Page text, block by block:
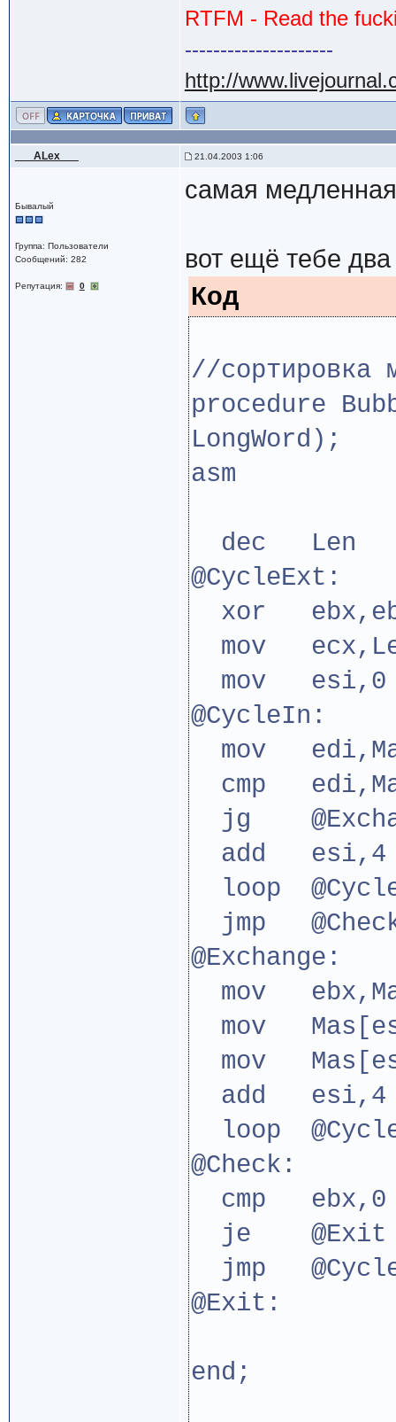
RTFM - Read the
---------------------
http://
___ALex___ 21.04.2003 1:06
Бывалый
Группа: Пользователи
Сообщений: 282
Репутация: 0
самая
вот ещё тебе
Код
//сортировка
procedure
LongWord);
asm
dec Len
@CycleExt:
xor
mov
mov esi,0
@CycleIn:
mov
cmp
jg
add esi,4
loop
jmp
@Exchange:
mov
mov
mov
add esi,4
loop
@Check:
cmp ebx,0
je @Exit
jmp
@Exit:
end;